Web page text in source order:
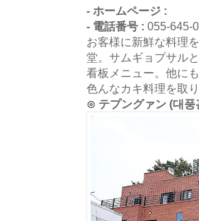
- ホームページ :
- 電話番号 : 055-645-
お客様に新鮮な料理
堂。サムギョプサル
看板メニュー。他に
色んなカキ料理を取
⊙ テプングァン (대풍